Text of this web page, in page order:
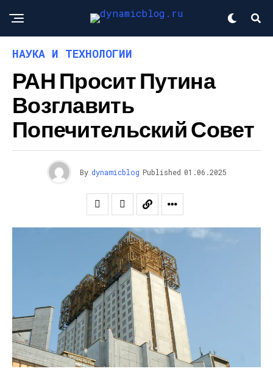
НАУКА И ТЕХНОЛОГИИ
РАН Просит Путина
Возглавить
Попечительский Совет
By dynamicblog Published 01.06.2025